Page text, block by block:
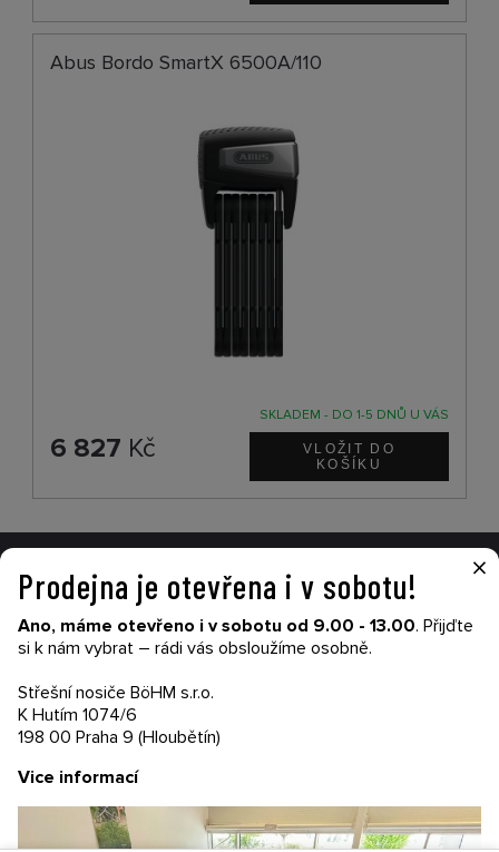
Abus Bordo SmartX 6500A/110
SKLADEM - DO 1-5 DNŮ U VÁS
6 827 Kč
VŠE O NÁKUPU
Garance nákupu
Obchodní podmínky
Kontakty
Ochrana soukromí
×
Prodejna je otevřena i v sobotu!
Ano, máme otevřeno i v sobotu od 9.00 - 13.00. Přijďte
si k nám vybrat – rádi vás obsloužíme osobně.
Střešní nosiče BöHM s.r.o.
K Hutím 1074/6
198 00 Praha 9 (Hloubětín)
Vice informací